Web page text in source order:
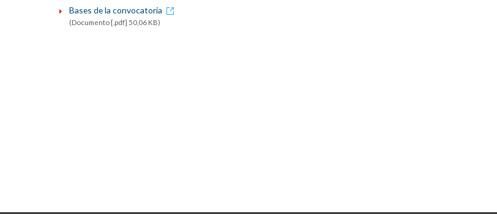
Bases de la convocatoria
(Documento [.pdf] 50,06 KB)